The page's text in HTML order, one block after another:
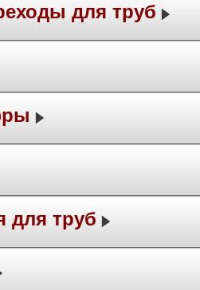
для труб
для труб